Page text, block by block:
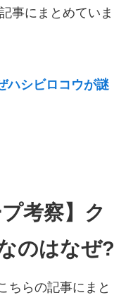
事にまとめていま
ハシビロコウが謎
考察】ク
のはなぜ?
ちらの記事にまと